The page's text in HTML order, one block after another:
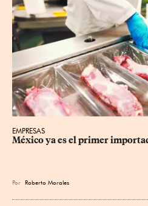
EMPRESAS
México ya es el primer
Por Roberto Morales